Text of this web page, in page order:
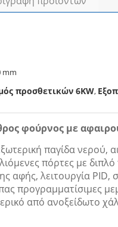
mm
προσθετικών 6KW,
φούρνος με
παγίδα νερού,
πόρτες με
αφής, λειτουργία
προγραμματίσιμες
από ανοξείδωτο